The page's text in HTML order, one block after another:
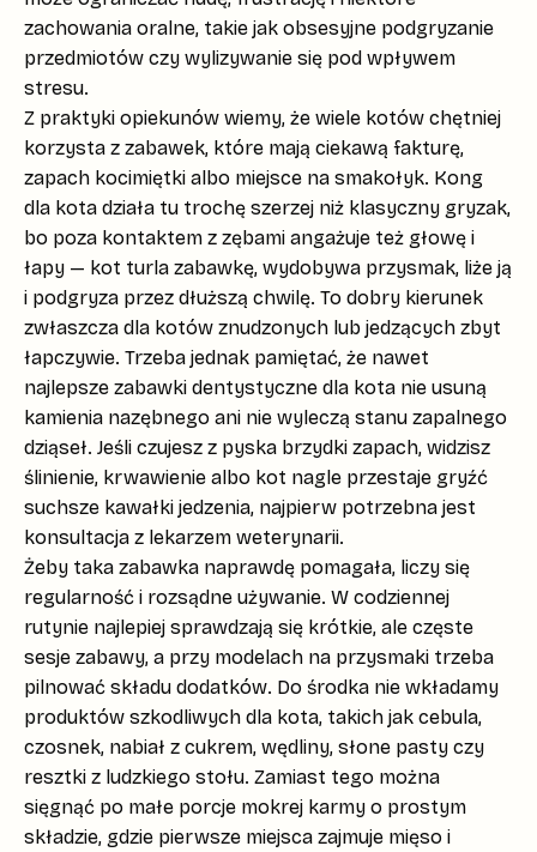
zachowania oralne, takie jak obsesyjne podgryzanie
przedmiotów czy wylizywanie się pod wpływem
stresu.
Z praktyki opiekunów wiemy, że wiele kotów chętniej
korzysta z zabawek, które mają ciekawą fakturę,
zapach kocimiętki albo miejsce na smakołyk. Kong
dla kota działa tu trochę szerzej niż klasyczny gryzak,
bo poza kontaktem z zębami angażuje też głowę i
łapy — kot turla zabawkę, wydobywa przysmak, liże ją
i podgryza przez dłuższą chwilę. To dobry kierunek
zwłaszcza dla kotów znudzonych lub jedzących zbyt
łapczywie. Trzeba jednak pamiętać, że nawet
najlepsze zabawki dentystyczne dla kota nie usuną
kamienia nazębnego ani nie wyleczą stanu zapalnego
dziąseł. Jeśli czujesz z pyska brzydki zapach, widzisz
ślinienie, krwawienie albo kot nagle przestaje gryźć
suchsze kawałki jedzenia, najpierw potrzebna jest
konsultacja z lekarzem weterynarii.
Żeby taka zabawka naprawdę pomagała, liczy się
regularność i rozsądne używanie. W codziennej
rutynie najlepiej sprawdzają się krótkie, ale częste
sesje zabawy, a przy modelach na przysmaki trzeba
pilnować składu dodatków. Do środka nie wkładamy
produktów szkodliwych dla kota, takich jak cebula,
czosnek, nabiał z cukrem, wędliny, słone pasty czy
resztki z ludzkiego stołu. Zamiast tego można
sięgnąć po małe porcje mokrej karmy o prostym
składzie, gdzie pierwsze miejsca zajmuje mięso i